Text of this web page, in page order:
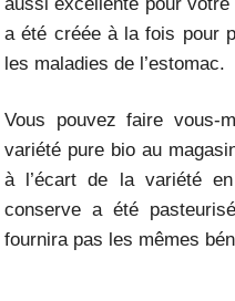
a été créée à la fois pour
les maladies de l’estomac.
Vous pouvez faire vous-
variété pure bio au
à l’écart de la variété
conserve a été
fournira pas les mêmes